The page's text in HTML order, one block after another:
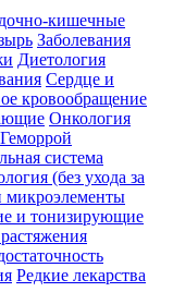
кишечные
Заболевания
Диетология
Сердце и
кровообращение
Онкология
Геморрой
система
(без ухода за
и тонизирующие
Редкие лекарства